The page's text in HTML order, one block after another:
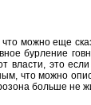
что можно еще
бурление
власти, это
что можно
больше не